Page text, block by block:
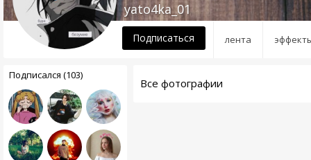
лента
yato4ka_01
Подписаться
Подписался (103)
Все фотографии